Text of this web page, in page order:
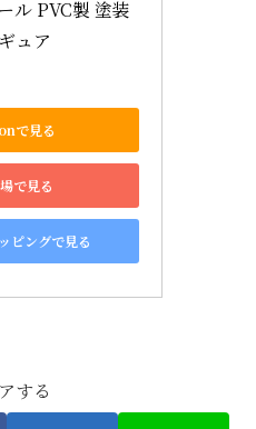
ル PVC製 塗装
ュア
で見る
で見る
ピングで見る
する